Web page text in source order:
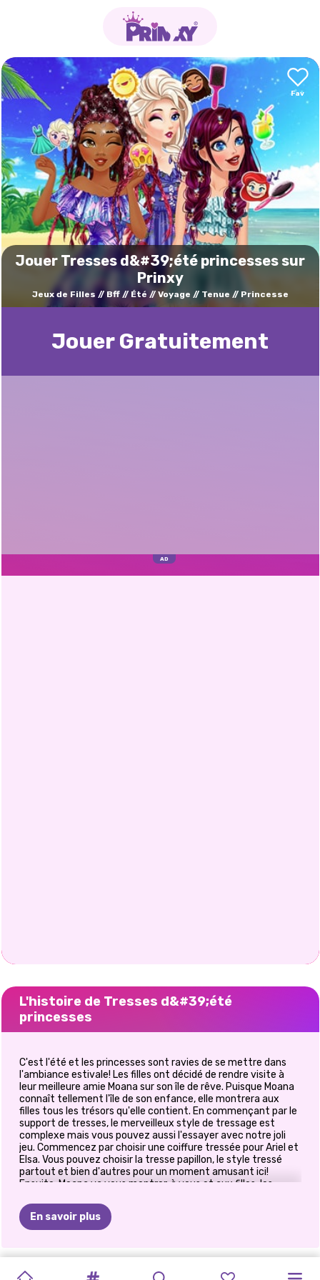
Jouer Tresses d&#39;été princesses sur
Prinxy
Jeux de Filles Bff Été Voyage Tenue Princesse
Jouer Gratuitement
L'histoire de Tresses d&#39;été
princesses
C'est l'été et les princesses sont ravies de se mettre dans
l'ambiance estivale! Les filles ont décidé de rendre visite à
leur meilleure amie Moana sur son île de rêve. Puisque Moana
connaît tellement l'île de son enfance, elle montrera aux
filles tous les trésors qu'elle contient. En commençant par le
support de tresses, le merveilleux style de tressage est
complexe mais vous pouvez aussi l'essayer avec notre joli
jeu. Commencez par choisir une coiffure tressée pour Ariel et
Elsa. Vous pouvez choisir la tresse papillon, le style tressé
partout et bien d'autres pour un moment amusant ici!
Ensuite, Moana va vous montrer, à vous et aux filles, les
colorés et d'imprimés joyeux! Profitez de jouer aux
princesses Summer Braids!
En savoir plus
PRINCESSES
SŒURS SOIRÉE
PRINCESSE LES